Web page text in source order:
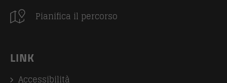
Pianifica il percorso
LINK
Accessibilità